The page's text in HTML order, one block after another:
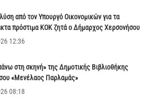
από τον Υπουργό Οικονομικών για τα
πρόστιμα ΚΟΚ ζητά ο Δήμαρχος Χερσονήσου
12:36
στη σκηνή» της Δημοτικής Βιβλιοθήκης
«Μενέλαος Παρλαμάς»
08:18